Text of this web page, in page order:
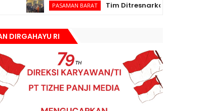
BARAT Tim Ditresnarkoba Polda Sumbar dan Polres
DIRGAHAYU RI